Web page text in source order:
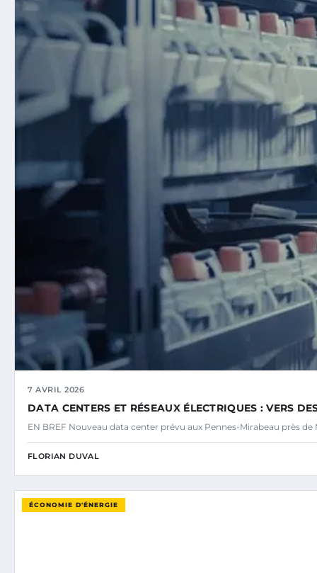
7 AVRIL 2026
DATA CENTERS ET RÉSEAUX ÉLECTRIQUES : VERS
EN BREF Nouveau data center prévu aux Pennes-Mirabeau près de
FLORIAN DUVAL
ÉCONOMIE D'ÉNERGIE